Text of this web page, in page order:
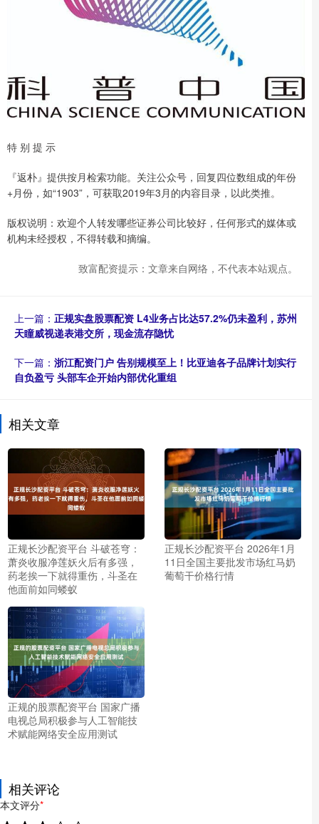
特 别 提 示
『返朴』提供按月检索功能。关注公众号，回复四位数组成的年份
+月份，如“1903”，可获取2019年3月的内容目录，以此类推。
版权说明：欢迎个人转发哪些证券公司比较好，任何形式的媒体或
机构未经授权，不得转载和摘编。
致富配资提示：文章来自网络，不代表本站观点。
上一篇： 正规实盘股票配资 L4业务占比达57.2%仍未盈利，苏州
天瞳威视递表港交所，现金流存隐忧
下一篇： 浙江配资门户 告别规模至上！比亚迪各子品牌计划实行
自负盈亏 头部车企开始内部优化重组
相关文章
正规长沙配资平台 斗破苍穹：
萧炎收服净莲妖火后有多强，
药老挨一下就得重伤，斗圣在
他面前如同蝼蚁
正规长沙配资平台 2026年1月
11日全国主要批发市场红马奶
葡萄干价格行情
正规的股票配资平台 国家广播
电视总局积极参与人工智能技
术赋能网络安全应用测试
相关评论
本文评分*